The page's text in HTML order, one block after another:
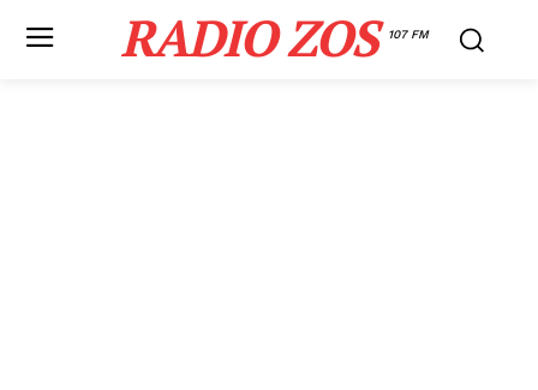
RADIO ZOS 107 FM